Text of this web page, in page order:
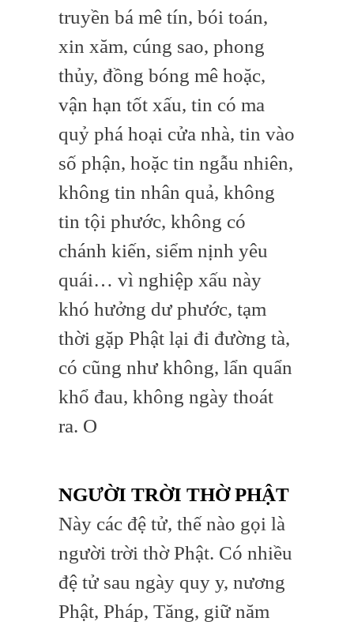
truyền bá mê tín, bói toán,
xin xăm, cúng sao, phong
thủy, đồng bóng mê hoặc,
vận hạn tốt xấu, tin có ma
quỷ phá hoại cửa nhà, tin vào
số phận, hoặc tin ngẫu nhiên,
không tin nhân quả, không
tin tội phước, không có
chánh kiến, siểm nịnh yêu
quái… vì nghiệp xấu này
khó hưởng dư phước, tạm
thời gặp Phật lại đi đường tà,
có cũng như không, lẩn quẩn
khổ đau, không ngày thoát
ra. O
NGƯỜI TRỜI THỜ PHẬT
Này các đệ tử, thế nào gọi là
người trời thờ Phật. Có nhiều
đệ tử sau ngày quy y, nương
Phật, Pháp, Tăng, giữ năm